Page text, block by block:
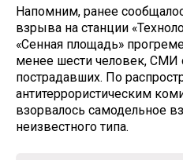
Напомним, ранее
взрыва на станции
«Сенная площадь»
менее шести человек,
пострадавших. По
антитеррористическим
взорвалось самодельное
неизвестного типа.